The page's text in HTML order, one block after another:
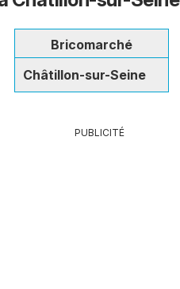
Bricomarché
Châtillon-sur-Seine
PUBLICITÉ